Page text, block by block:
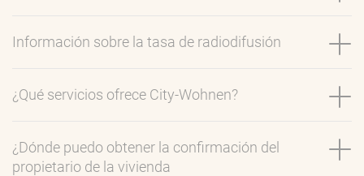
Información sobre la tasa de radiodifusión
¿Qué servicios ofrece City-Wohnen?
¿Dónde puedo obtener la confirmación del
propietario de la vivienda